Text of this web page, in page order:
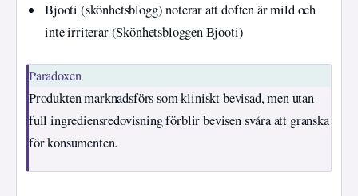
Bjooti (skönhetsblogg) noterar att doften är mild och
inte irriterar (Skönhetsbloggen Bjooti)
Paradoxen
Produkten marknadsförs som kliniskt bevisad, men utan
full ingrediensredovisning förblir bevisen svåra att granska
för konsumenten.